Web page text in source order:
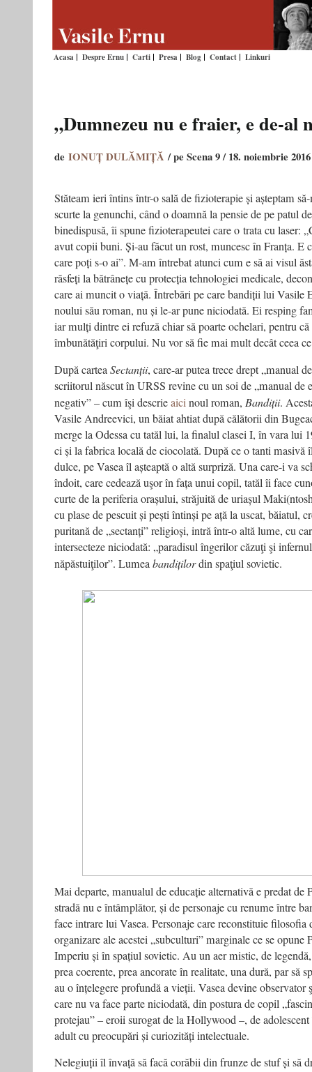
Acasa Despre Ernu Carti Presa Blog Contact Linkuri
„Dumnezeu nu e fraier, e de-al
de IONUȚ DULĂMIȚĂ / pe Scena 9 / 18. noiembrie 2016
Stăteam ieri întins într-o sală de fizioterapie și așteptam
scurte la genunchi, când o doamnă la pensie de pe patul
binedispusă, îi spune fizioterapeutei care o trata cu laser:
avut copii buni. Și-au făcut un rost, muncesc în Franța. E
care poți s-o ai”. M-am întrebat atunci cum e să ai visul
răsfeți la bătrânețe cu protecția tehnologiei medicale,
care ai muncit o viață. Întrebări pe care bandiții lui Vasile
noului său roman, nu și le-ar pune niciodată. Ei resping
iar mulți dintre ei refuză chiar să poarte ochelari, pentru că
îmbunătăţiri corpului. Nu vor să fie mai mult decât ceea
După carteaSectanții, care-ar putea trece drept „manual
scriitorul născut în URSS revine cu un soi de „manual de
negativ” – cum îşi descrieaicinoul roman, Bandiții.
Vasile Andreevici, un băiat ahtiat după călătorii din
merge la Odessa cu tatăl lui, la finalul clasei I, în vara lui
ci și la fabrica locală de ciocolată. După ce o tanti masivă
dulce, pe Vasea îl așteaptă o altă surpriză. Una care-i va
îndoit, care cedează uşor în fața unui copil, tatăl îi face
curte de la periferia orașului, străjuită de uriașul
cu plase de pescuit și pești întinși pe ață la uscat, băiatul,
puritană de „sectanți” religioși, intră într-o altă lume, cu
intersecteze niciodată: „paradisul îngerilor căzuţi şi
năpăstuiţilor”. Lumeabandițilordin spaţiul sovietic.
Mai departe, manualul de educație alternativă e predat de
stradă nu e întâmplător, și de personaje cu renume între
face intrare lui Vasea. Personaje care reconstituie
organizare ale acestei „subculturi” marginale ce se
Imperiu și în spațiul sovietic. Au un aer mistic, de
prea coerente, prea ancorate în realitate, una dură, par să
au o înțelegere profundă a vieții. Vasea devine observator
care nu va face parte niciodată, din postura de copil
protejau” – eroii surogat de la Hollywood –, de adolescent
adult cu preocupări și curiozități intelectuale.
Nelegiuții îl învață să facă corăbii din frunze de stuf și să